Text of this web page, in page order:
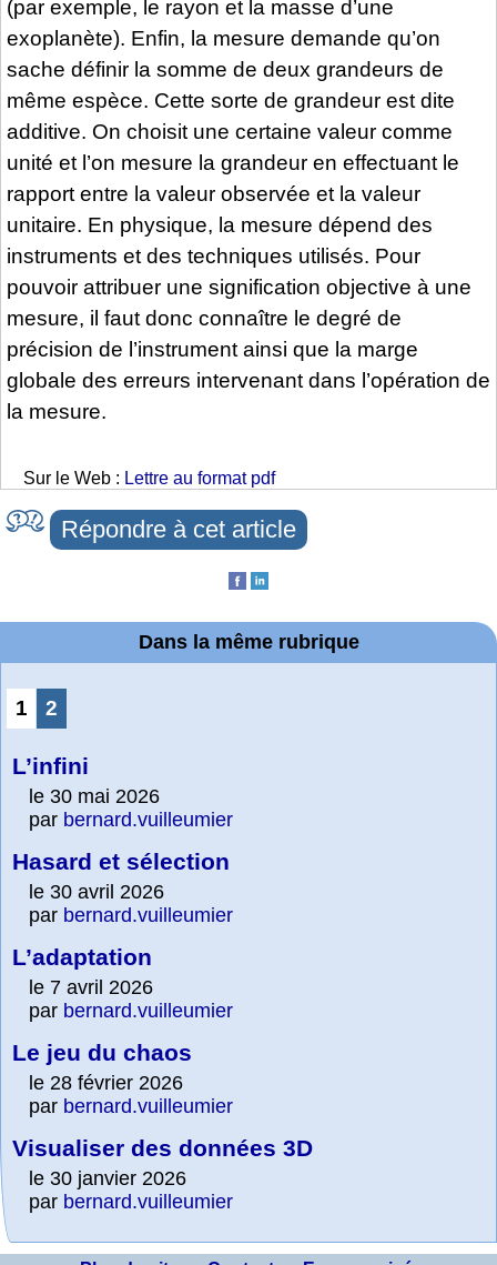
(par exemple, le rayon et la masse d’une
exoplanète). Enfin, la mesure demande qu’on
sache définir la somme de deux grandeurs de
même espèce. Cette sorte de grandeur est dite
additive. On choisit une certaine valeur comme
unité et l’on mesure la grandeur en effectuant le
rapport entre la valeur observée et la valeur
unitaire. En physique, la mesure dépend des
instruments et des techniques utilisés. Pour
pouvoir attribuer une signification objective à une
mesure, il faut donc connaître le degré de
précision de l’instrument ainsi que la marge
globale des erreurs intervenant dans l’opération de
la mesure.
Sur le Web : Lettre au format pdf
Répondre à cet article
Dans la même rubrique
1 2
L’infini
le 30 mai 2026
par bernard.vuilleumier
Hasard et sélection
le 30 avril 2026
par bernard.vuilleumier
L’adaptation
le 7 avril 2026
par bernard.vuilleumier
Le jeu du chaos
le 28 février 2026
par bernard.vuilleumier
Visualiser des données 3D
le 30 janvier 2026
par bernard.vuilleumier